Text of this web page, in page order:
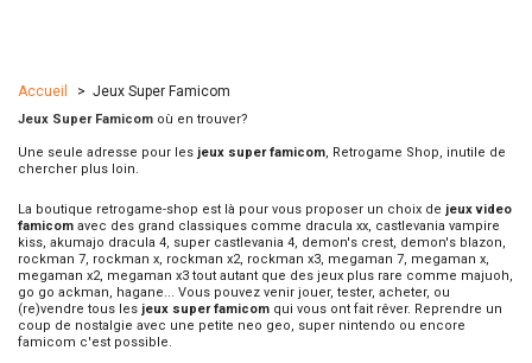
Accueil > Jeux Super Famicom
Jeux Super Famicom où en trouver?
Une seule adresse pour les jeux super famicom, Retrogame Shop, inutile de
chercher plus loin.
La boutique retrogame-shop est là pour vous proposer un choix de jeux video
famicom avec des grand classiques comme dracula xx, castlevania vampire
kiss, akumajo dracula 4, super castlevania 4, demon's crest, demon's blazon,
rockman 7, rockman x, rockman x2, rockman x3, megaman 7, megaman x,
megaman x2, megaman x3 tout autant que des jeux plus rare comme majuoh,
go go ackman, hagane... Vous pouvez venir jouer, tester, acheter, ou
(re)vendre tous les jeux super famicom qui vous ont fait rêver. Reprendre un
coup de nostalgie avec une petite neo geo, super nintendo ou encore
famicom c'est possible.